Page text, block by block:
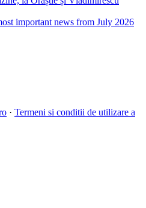
important news from July 2026
· Termeni si conditii de utilizare a